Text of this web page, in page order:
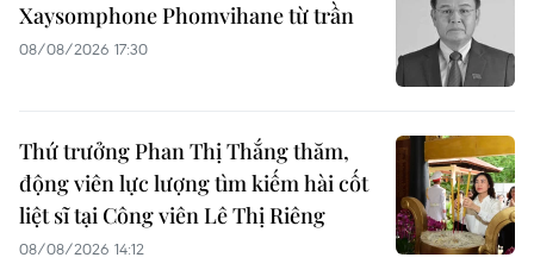
Xaysomphone Phomvihane từ trần
08/08/2026 17:30
Thứ trưởng Phan Thị Thắng thăm,
động viên lực lượng tìm kiếm hài cốt
liệt sĩ tại Công viên Lê Thị Riêng
08/08/2026 14:12